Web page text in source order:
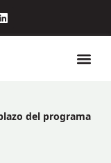
del programa